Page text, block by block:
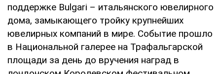
поддержке Bulgari – итальянского ювелирного
дома, замыкающего тройку крупнейших
ювелирных компаний в мире. Событие прошло
в Национальной галерее на Трафальгарской
площади за день до вручения наград в